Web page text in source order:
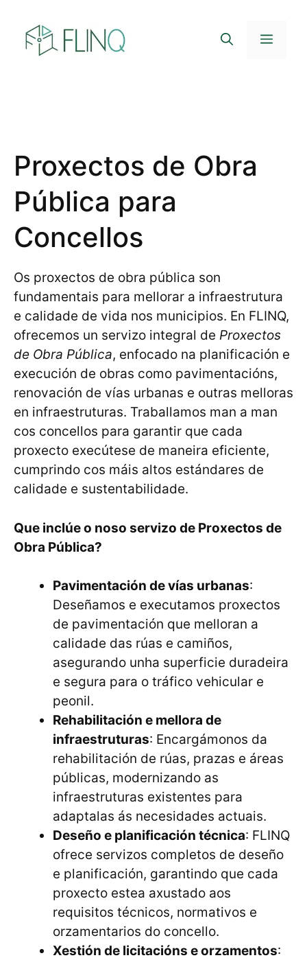
contido
Menú
Proxectos de Obra
Pública para
Concellos
Os proxectos de obra pública son
fundamentais para mellorar a infraestrutura
e calidade de vida nos municipios. En FLINQ,
ofrecemos un servizo integral de Proxectos
de Obra Pública, enfocado na planificación e
execución de obras como pavimentacións,
renovación de vías urbanas e outras melloras
en infraestruturas. Traballamos man a man
cos concellos para garantir que cada
proxecto execútese de maneira eficiente,
cumprindo cos máis altos estándares de
calidade e sustentabilidade.
Que inclúe o noso servizo de Proxectos de
Obra Pública?
Pavimentación de vías urbanas:
Deseñamos e executamos proxectos
de pavimentación que melloran a
calidade das rúas e camiños,
asegurando unha superficie duradeira
e segura para o tráfico vehicular e
peonil.
Rehabilitación e mellora de
infraestruturas: Encargámonos da
rehabilitación de rúas, prazas e áreas
públicas, modernizando as
infraestruturas existentes para
adaptalas ás necesidades actuais.
Deseño e planificación técnica: FLINQ
ofrece servizos completos de deseño
e planificación, garantindo que cada
proxecto estea axustado aos
requisitos técnicos, normativos e
orzamentarios do concello.
Xestión de licitacións e orzamentos: